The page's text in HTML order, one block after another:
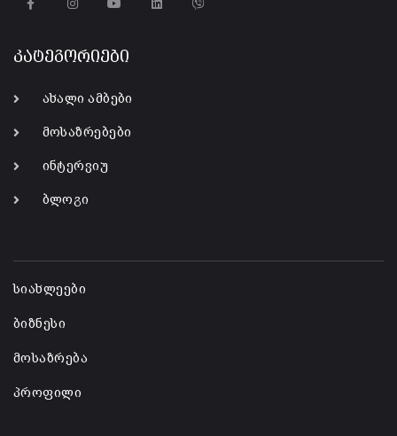
კატეგორიები
ახალი ამბები
მოსაზრებები
ინტერვიუ
ბლოგი
სიახლეები
ბიზნესი
მოსაზრება
პროფილი